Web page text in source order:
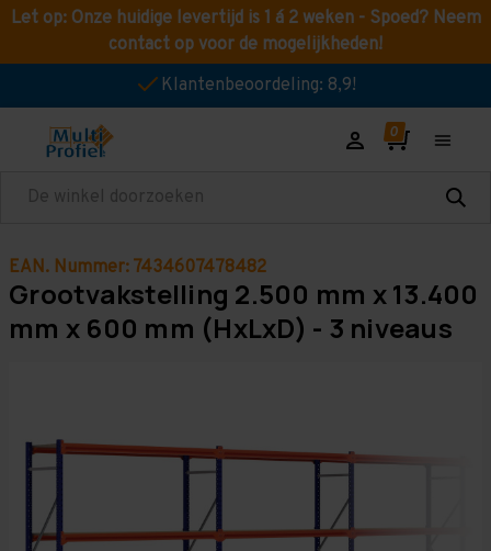
Let op: Onze huidige levertijd is 1 á 2 weken - Spoed? Neem
contact op voor de mogelijkheden!
Klantenbeoordeling: 8,9!
Zoeken
EAN. Nummer: 7434607478482
Grootvakstelling 2.500 mm x 13.400
mm x 600 mm (HxLxD) - 3 niveaus